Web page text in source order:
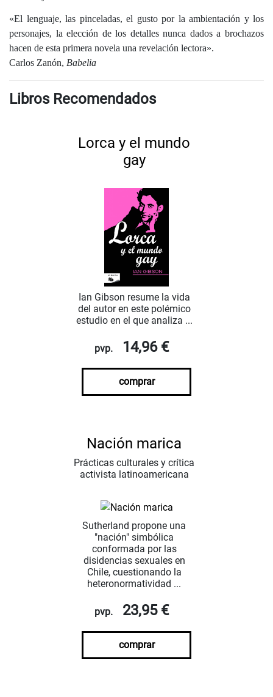
«El lenguaje, las pinceladas, el gusto por la ambientación y los
personajes, la elección de los detalles nunca dados a brochazos
hacen de esta primera novela una revelación lectora».
Carlos Zanón, Babelia
Libros Recomendados
Lorca y el mundo
gay
Ian Gibson resume la vida
del autor en este polémico
estudio en el que analiza ...
pvp. 14,96 €
comprar
Nación marica
Prácticas culturales y crítica
activista latinoamericana
Sutherland propone una
"nación" simbólica
conformada por las
disidencias sexuales en
Chile, cuestionando la
heteronormatividad ...
pvp. 23,95 €
comprar